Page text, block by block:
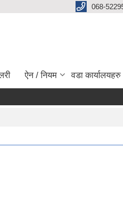
068-
ऐन / नियम वडा कार्यालयहरु